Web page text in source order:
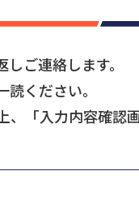
ご連絡します。
読ください。
、「入力内容確認